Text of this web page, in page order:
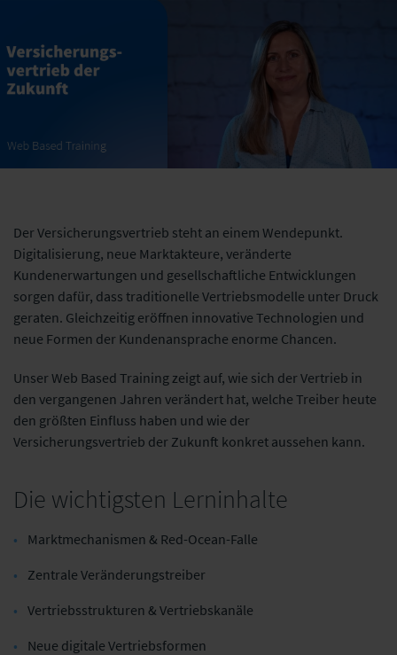
Der Versicherungsvertrieb steht an einem Wendepunkt.
Digitalisierung, neue Marktakteure, veränderte
Kundenerwartungen und gesellschaftliche Entwicklungen
sorgen dafür, dass traditionelle Vertriebsmodelle unter Druck
geraten. Gleichzeitig eröffnen innovative Technologien und
neue Formen der Kundenansprache enorme Chancen.
Unser Web Based Training zeigt auf, wie sich der Vertrieb in
den vergangenen Jahren verändert hat, welche Treiber heute
den größten Einfluss haben und wie der
Versicherungsvertrieb der Zukunft konkret aussehen kann.
Die wichtigsten Lerninhalte
Marktmechanismen & Red-Ocean-Falle
Zentrale Veränderungstreiber
Vertriebsstrukturen & Vertriebskanäle
Neue digitale Vertriebsformen